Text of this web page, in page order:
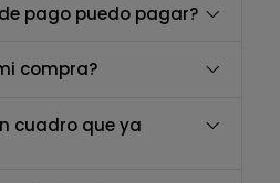
pago puedo pagar?
compra?
cuadro que ya